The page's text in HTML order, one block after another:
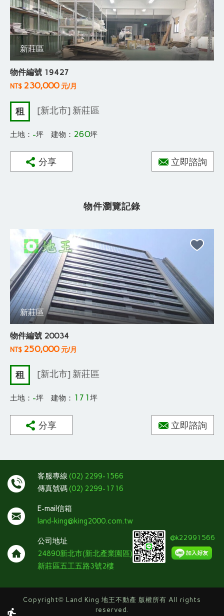
莊區
編號 19427
230,000元/月
[新北市] 新莊區
：-坪 建物：260 坪
分享 立即諮詢
物件瀏覽記錄
新莊區
物件編號 20034
NT$250,000 元/月
租 [新北市] 新莊區
土地： -坪 建物： 171坪
分享 立即諮詢
客服專線 (02) 2299-1566
傳真號碼(02) 2299-1716
E-mail信箱
land-king@king2000.com.tw
公司地址
24890新北市(新北產業園區)
新莊區五工五路3號2樓
@k22991566
Copyright© Land King 地王不動產 版權所有 All rights
reserved.